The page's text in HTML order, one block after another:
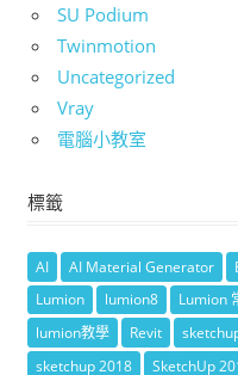
SU Podium
Twinmotion
Uncategorized
Vray
電腦小教室
標籤
AI AI Material Generator
Lumion
lumion8 Lumion
lumion教學
Revit
sketchup 2018
SketchUp